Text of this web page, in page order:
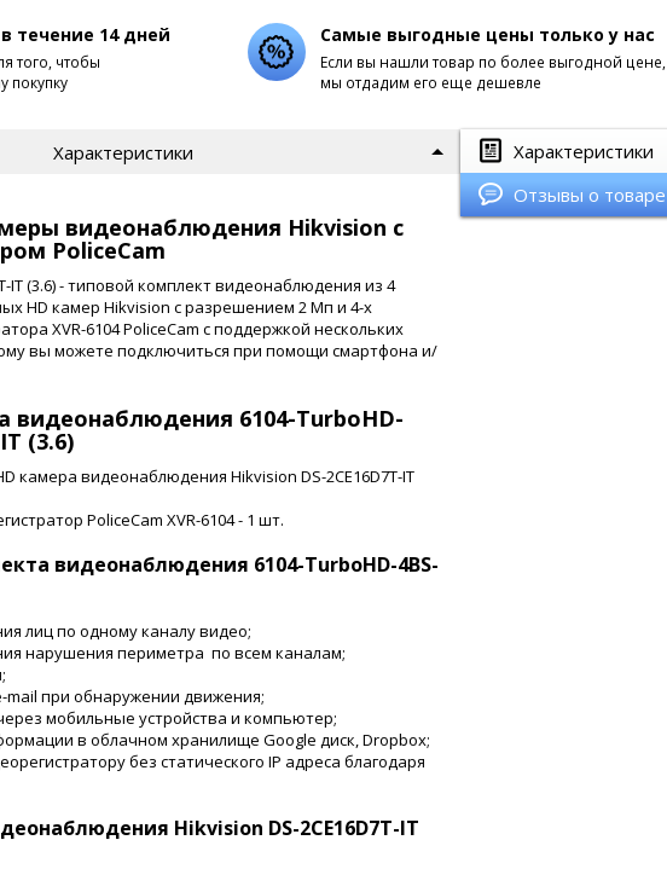
течение 14 дней
того, чтобы
покупку
Самые выгодные цены только у нас
Если вы нашли товар по более выгодной цене,
мы отдадим его еще дешевле
Характеристики
Отзывы о товаре
Характеристики
видеонаблюдения Hikvision с
PoliceCam
IT (3.6) - типовой комплект видеонаблюдения из 4
HD камер Hikvision c разрешением 2 Мп и 4-х
XVR-6104 PoliceCam с поддержкой нескольких
вы можете подключиться при помощи смартфона и/
видеонаблюдения 6104-TurboHD-
(3.6)
камера видеонаблюдения Hikvision DS-2CE16D7T-IT
PoliceCam XVR-6104 - 1 шт.
видеонаблюдения 6104-TurboHD-4BS-
лиц по одному каналу видео;
нарушения периметра по всем каналам;
при обнаружении движения;
мобильные устройства и компьютер;
в облачном хранилище Google диск, Dropbox;
без статического IP адреса благодаря
Hikvision DS-2CE16D7T-IT